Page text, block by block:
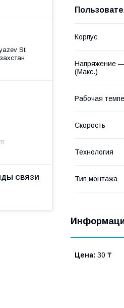
Корпус
Напряжение —
(Макс.)
Рабочая
Скорость
Технология
Тип монтажа
Цена: 30 ₸
St,